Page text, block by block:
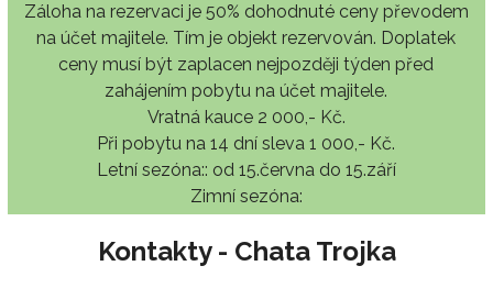
Záloha na rezervaci je 50% dohodnuté ceny převodem
na účet majitele. Tím je objekt rezervován. Doplatek
ceny musí být zaplacen nejpozději týden před
zahájením pobytu na účet majitele.
Vratná kauce 2 000,- Kč.
Při pobytu na 14 dní sleva 1 000,- Kč.
Letní sezóna:: od 15.června do 15.září
Zimní sezóna:
Kontakty - Chata Trojka